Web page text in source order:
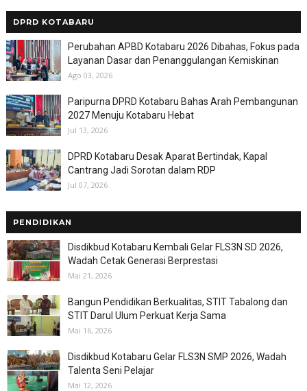
DPRD KOTABARU
Perubahan APBD Kotabaru 2026 Dibahas, Fokus pada
Layanan Dasar dan Penanggulangan Kemiskinan
Ago 03, 2026
Paripurna DPRD Kotabaru Bahas Arah Pembangunan
2027 Menuju Kotabaru Hebat
Jul 13, 2026
DPRD Kotabaru Desak Aparat Bertindak, Kapal
Cantrang Jadi Sorotan dalam RDP
Jul 07, 2026
PENDIDIKAN
Disdikbud Kotabaru Kembali Gelar FLS3N SD 2026,
Wadah Cetak Generasi Berprestasi
Mai 21, 2026
Bangun Pendidikan Berkualitas, STIT Tabalong dan
STIT Darul Ulum Perkuat Kerja Sama
Mai 16, 2026
Disdikbud Kotabaru Gelar FLS3N SMP 2026, Wadah
Talenta Seni Pelajar
Mai 12, 2026